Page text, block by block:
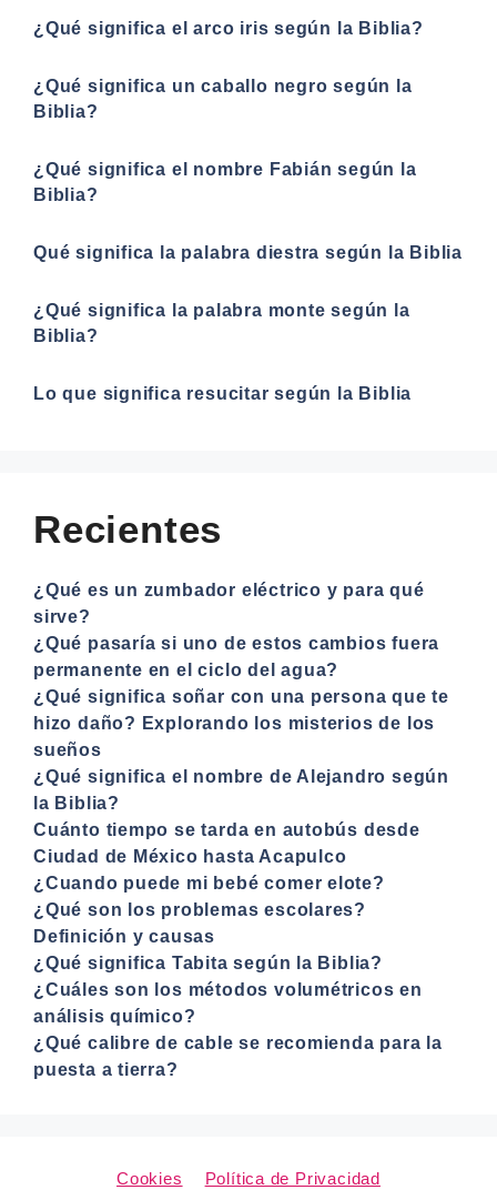
¿Qué significa el arco iris según la Biblia?
¿Qué significa un caballo negro según la
Biblia?
¿Qué significa el nombre Fabián según la
Biblia?
Qué significa la palabra diestra según la Biblia
¿Qué significa la palabra monte según la
Biblia?
Lo que significa resucitar según la Biblia
Recientes
¿Qué es un zumbador eléctrico y para qué
sirve?
¿Qué pasaría si uno de estos cambios fuera
permanente en el ciclo del agua?
¿Qué significa soñar con una persona que te
hizo daño? Explorando los misterios de los
sueños
¿Qué significa el nombre de Alejandro según
la Biblia?
Cuánto tiempo se tarda en autobús desde
Ciudad de México hasta Acapulco
¿Cuando puede mi bebé comer elote?
¿Qué son los problemas escolares?
Definición y causas
¿Qué significa Tabita según la Biblia?
¿Cuáles son los métodos volumétricos en
análisis químico?
¿Qué calibre de cable se recomienda para la
puesta a tierra?
Cookies Política de Privacidad